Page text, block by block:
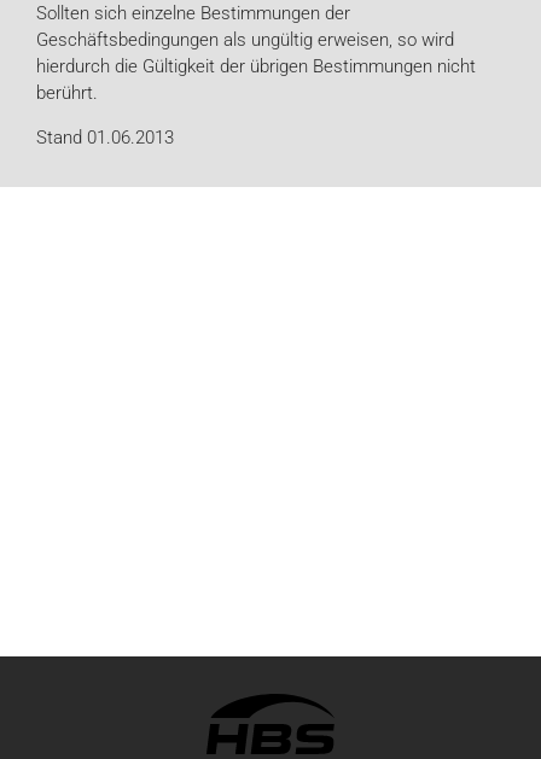
Sollten sich einzelne Bestimmungen der
Geschäftsbedingungen als ungültig erweisen, so wird
hierdurch die Gültigkeit der übrigen Bestimmungen nicht
berührt.
Stand 01.06.2013